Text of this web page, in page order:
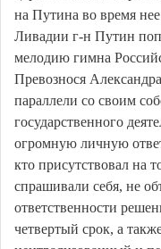
на Путина во время
Ливадии г-н Путин
мелодию гимна
Превознося
параллели со своим
государственного
огромную личную
кто присутствовал на
спрашивали себя, не
ответственности
четвертый срок, а